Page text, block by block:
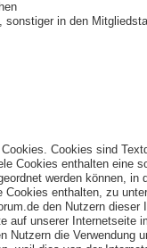
in den
Cookies sind
Cookies enthalten
werden können,
enthalten, zu
den Nutzern
auf unserer
Nutzern die